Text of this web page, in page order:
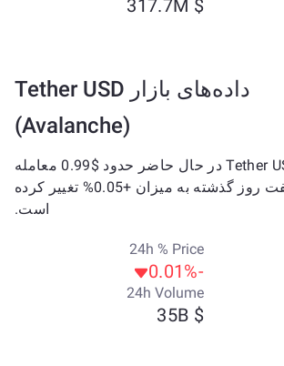
$ 317.7M
داده‌های بازار Tether USD
(Avalanche)
Tether USD (Avalanche) در حال حاضر حدود $0.99 معامله
می‌شود و طی هفت روز گذشته به میزان +0.05% تغییر کرده
است.
24h % Price
-0.01%
24h Volume
$ 35B